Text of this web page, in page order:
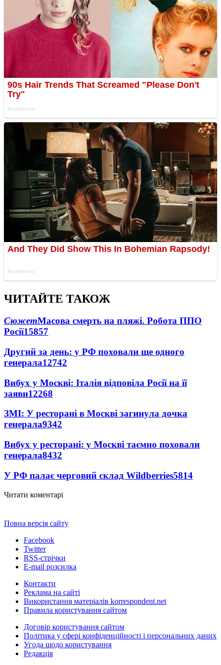
ЧИТАЙТЕ ТАКОЖ
СюжетМасова смерть на пляжі. Робота ППО
Росії15857
Другий за день: у РФ поховали ще одного
генерала12742
Вибух у Москві: Італія відповіла Росії на її
заяви12268
ЗМІ: У ресторані в Москві загинула дочка
генерала9342
Вибух у ресторані: у Москві таємно поховали
генерала8432
У РФ палає черговий склад Wildberries5814
Читати коментарі
Повна версія сайту
Facebook
Twitter
RSS-стрічки
E-mail розсилка
Контакти
Реклама на сайті
Використання матеріалів korrespondent.net
Правила користування сайтом
Договір користування сайтом
Політика у сфері конфіденційності і персональних даних
Угода щодо користування
Редакція